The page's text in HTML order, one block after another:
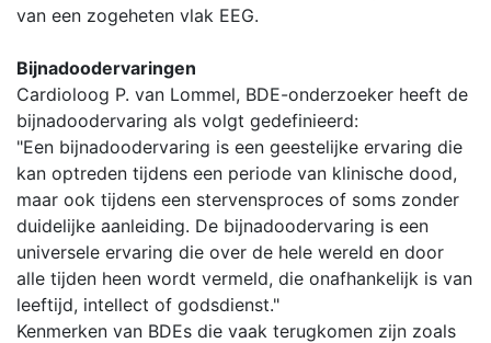
van een zogeheten vlak EEG.
Bijnadoodervaringen
Cardioloog P. van Lommel, BDE-onderzoeker heeft de
bijnadoodervaring als volgt gedefinieerd:
"Een bijnadoodervaring is een geestelijke ervaring die
kan optreden tijdens een periode van klinische dood,
maar ook tijdens een stervensproces of soms zonder
duidelijke aanleiding. De bijnadoodervaring is een
universele ervaring die over de hele wereld en door
alle tijden heen wordt vermeld, die onafhankelijk is van
leeftijd, intellect of godsdienst."
Kenmerken van BDEs die vaak terugkomen zijn zoals